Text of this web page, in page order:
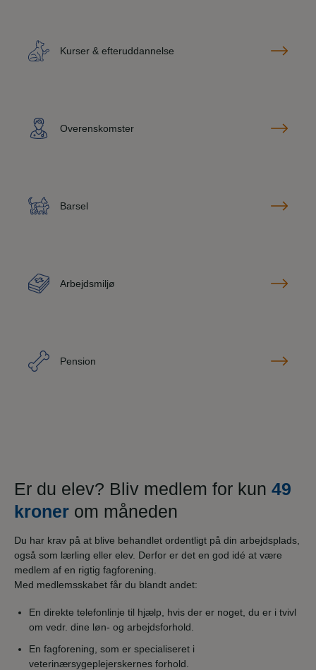
Kurser & efteruddannelse
Overenskomster
Barsel
Arbejdsmiljø
Pension
Er du elev? Bliv medlem for kun 49
kroner om måneden
Du har krav på at blive behandlet ordentligt på din arbejdsplads,
også som lærling eller elev. Derfor er det en god idé at være
medlem af en rigtig fagforening.
Med medlemsskabet får du blandt andet:
En direkte telefonlinje til hjælp, hvis der er noget, du er i tvivl
om vedr. dine løn- og arbejdsforhold.
En fagforening, som er specialiseret i
veterinærsygeplejerskernes forhold.